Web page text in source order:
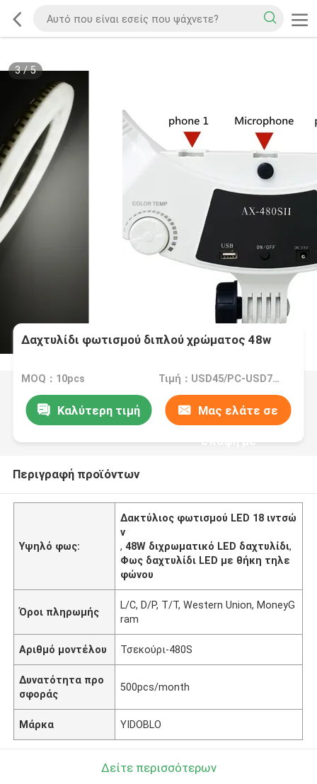
3/5
Δαχτυλίδι φωτισμού διπλού χρώματος 48w
MOQ：10pcs Τιμή：USD45/PC-USD72/PC
Καλύτερη τιμή Μας ελάτε σε
επαφή με
Περιγραφή προϊόντων
Υψηλό φως:
Δακτύλιος φωτισμού LED 18 ιντσώ
ν
,48W διχρωματικό LED δαχτυλίδι,
Φως δαχτυλίδι LED με θήκη τηλε
φώνου
Όροι πληρωμής
L/C, D/P, T/T, Western Union, MoneyG
ram
Αριθμό μοντέλου Τσεκούρι-480S
Δυνατότητα προ
σφοράς
500pcs/month
Μάρκα YIDOBLO
Δείτε περισσότερων